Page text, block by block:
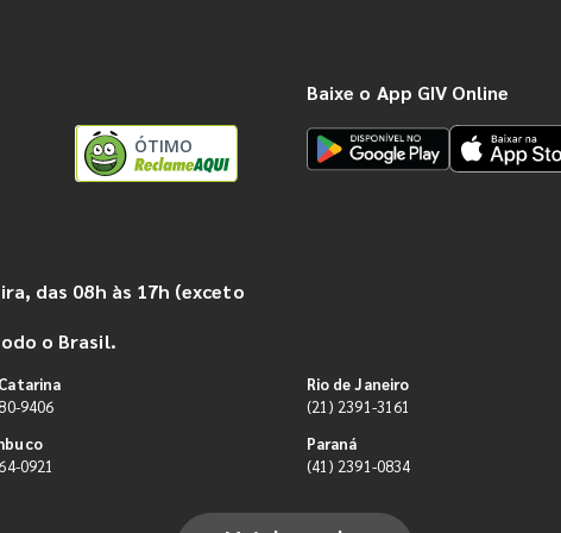
ÓTIMO
Baixe o App GIV Online
das 08h às 17h (exceto
o Brasil.
9406
0921
Rio de Janeiro
(21) 2391-3161
Paraná
(41) 2391-0834